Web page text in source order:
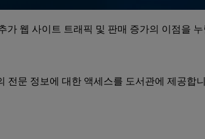
웹 사이트 트래픽 및 판매 증가의 이점을
전문 정보에 대한 액세스를 도서관에 제공합